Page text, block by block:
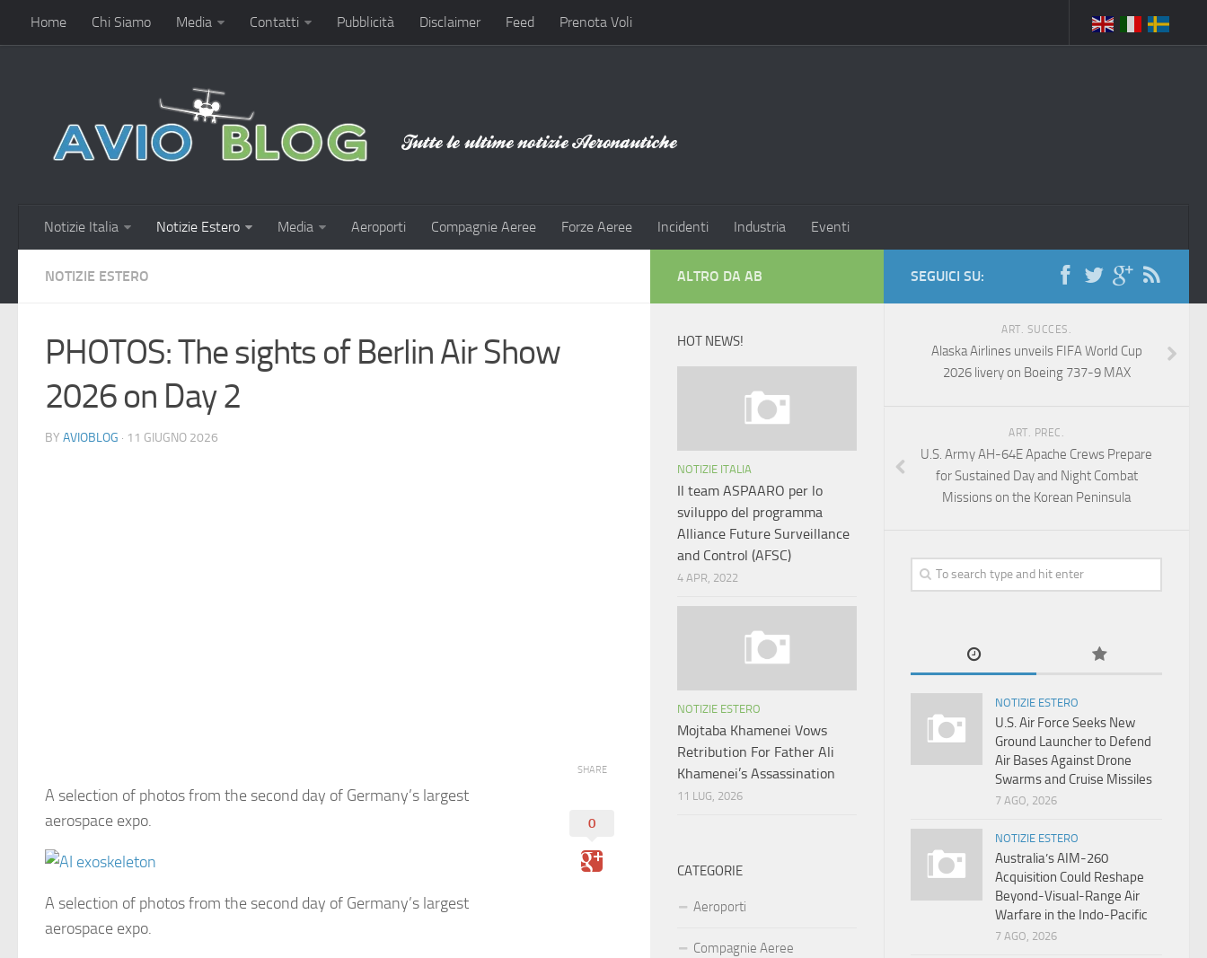
Home Chi Siamo Media Contatti Pubblicità Disclaimer Feed Prenota Voli
Notizie Italia Notizie Estero Media Aeroporti Compagnie Aeree Forze Aeree Incidenti Industria Eventi
NOTIZIE ESTERO
PHOTOS: The sights of Berlin Air Show
2026 on Day 2
BY AVIOBLOG · 11 GIUGNO 2026
A selection of photos from the second day of Germany’s largest
aerospace expo.
A selection of photos from the second day of Germany’s largest
aerospace expo.
SHARE
0
SEGUICI SU:
ART. SUCCES.
Alaska Airlines unveils FIFA World Cup
2026 livery on Boeing 737-9 MAX
ART. PREC.
U.S. Army AH-64E Apache Crews Prepare
for Sustained Day and Night Combat
Missions on the Korean Peninsula
NOTIZIE ESTERO
U.S. Air Force Seeks New
Ground Launcher to Defend
Air Bases Against Drone
Swarms and Cruise Missiles
7 AGO, 2026
NOTIZIE ESTERO
Australia’s AIM-260
Acquisition Could Reshape
Beyond-Visual-Range Air
Warfare in the Indo-Pacific
7 AGO, 2026
ALTRO DA AB
HOT NEWS!
NOTIZIE ITALIA
Il team ASPAARO per lo
sviluppo del programma
Alliance Future Surveillance
and Control (AFSC)
4 APR, 2022
NOTIZIE ESTERO
Mojtaba Khamenei Vows
Retribution For Father Ali
Khamenei’s Assassination
11 LUG, 2026
CATEGORIE
Aeroporti
Compagnie Aeree